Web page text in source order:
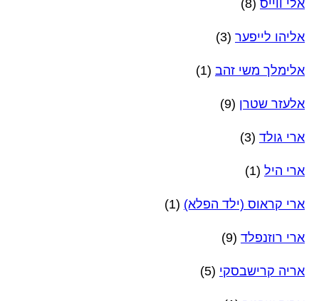
אלי ווייס (8)
אליהו לייפער (3)
אלימלך משי זהב (1)
אלעזר שטרן (9)
ארי גולד (3)
ארי היל (1)
ארי קראוס (ילד הפלא) (1)
ארי רוזנפלד (9)
אריה קרישבסקי (5)